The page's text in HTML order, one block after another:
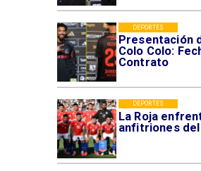
Presentación
Colo Colo:
Contrato
DEPORTES
La Roja
anfitriones del
DEPORTES